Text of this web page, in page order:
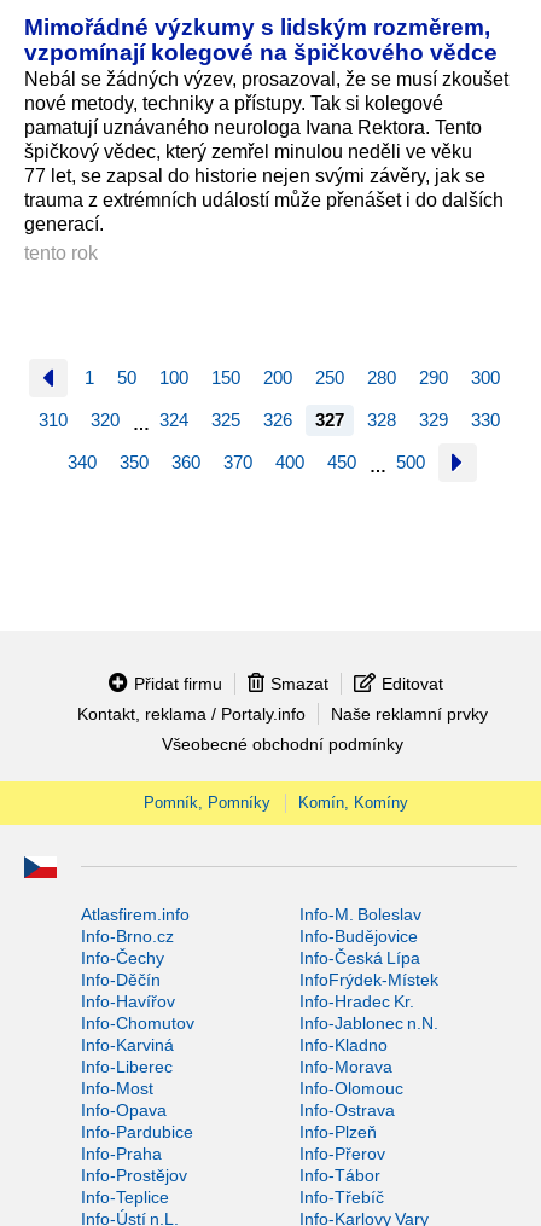
Mimořádné výzkumy s lidským rozměrem,
vzpomínají kolegové na špičkového vědce
Nebál se žádných výzev, prosazoval, že se musí zkoušet
nové metody, techniky a přístupy. Tak si kolegové
pamatují uznávaného neurologa Ivana Rektora. Tento
špičkový vědec, který zemřel minulou neděli ve věku
77 let, se zapsal do historie nejen svými závěry, jak se
trauma z extrémních událostí může přenášet i do dalších
generací.
tento rok
1 50 100 150 200 250 280 290 300
310 320 … 324 325 326 327 328 329 330
340 350 360 370 400 450 … 500
Přidat firmu Smazat
Editovat
Kontakt, reklama / Portaly.info
Naše reklamní prvky
Všeobecné obchodní podmínky
Pomník, Pomníky Komín, Komíny
Atlasfirem.info
Info-M. Boleslav
Info-Brno.cz
Info-Budějovice
Info-Čechy
Info-Česká Lípa
Info-Děčín
InfoFrýdek-Místek
Info-Havířov
Info-Hradec Kr.
Info-Chomutov
Info-Jablonec n.N.
Info-Karviná
Info-Kladno
Info-Liberec
Info-Morava
Info-Most
Info-Olomouc
Info-Opava
Info-Ostrava
Info-Pardubice
Info-Plzeň
Info-Praha
Info-Přerov
Info-Prostějov
Info-Tábor
Info-Teplice
Info-Třebíč
Info-Ústí n.L.
Info-Karlovy Vary